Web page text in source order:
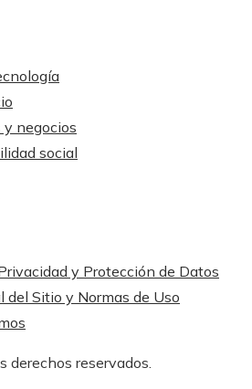
y negocios
social
y Protección de Datos
del Sitio y Normas de Uso
derechos reservados.